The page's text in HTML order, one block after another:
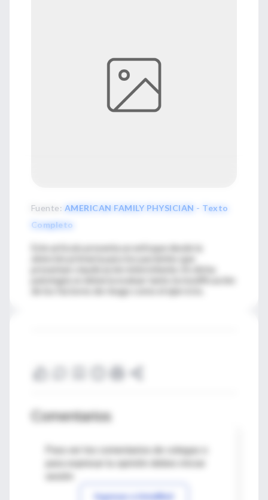
Fuente: AMERICAN FAMILY PHYSICIAN - Texto
Completo
Este artículo presenta un enfoque desde la
presentan claudicación intermitente. En dicha
patología se debería evaluar tanto la modificación
Comentarios
Para ver los comentarios de colegas o
Ingresar a IntraMed